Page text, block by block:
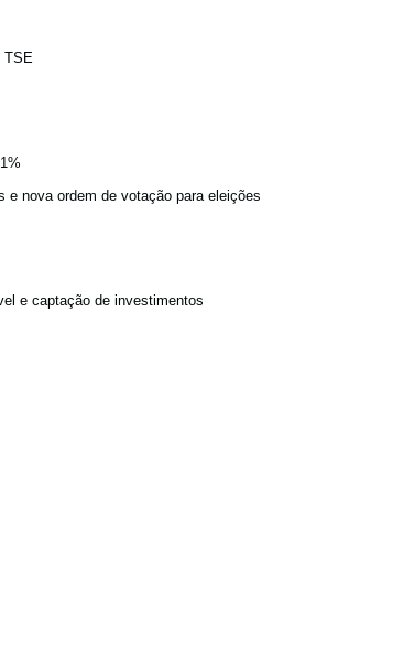
TSE
e nova ordem de votação para eleições
e captação de investimentos